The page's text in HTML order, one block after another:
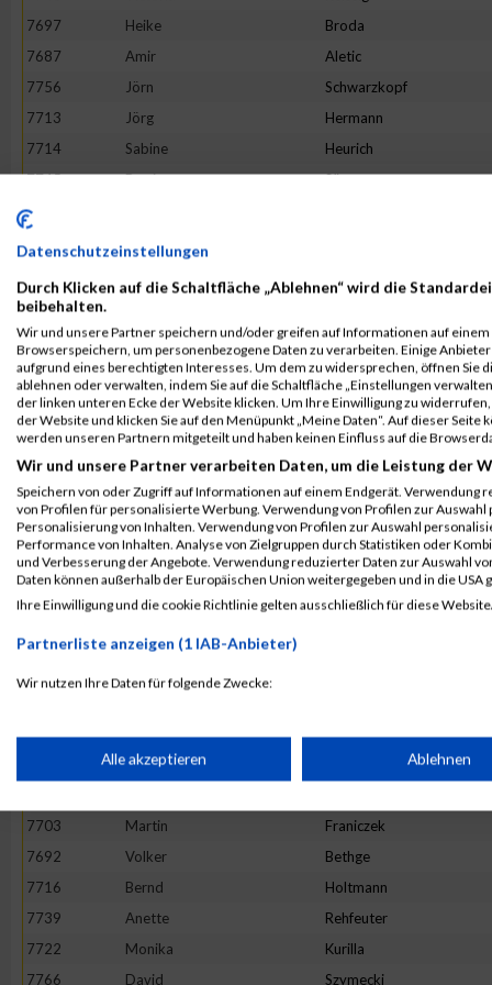
7697
Heike Broda
7687
Amir Aletic
7756
Jörn Schwarzkopf
7713
Jörg Hermann
7714
Sabine Heurich
7745
Bettina Sänger
7767
7710
7694
Marlena Bornemann
7704
Hartmut Fuhg
7741
Martin Ringwelski
7771
Jens Treppe
7728
Adele Martens
7723
Elzbieta Kwiatkowska
7733
Peter Nüsken
7720
Andreas Krause
7708
Christian Heidbrink
7701
Sevgi Delibas
7689
Tanja
7730
Norman Morgenstern
Anja
7703
Martin Franiczek
7692
Volker Bethge
7716
Bernd Holtmann
7739
Anette Rehfeuter
7722
Monika Kurilla
7766
David Szymecki
Datenschutzeinstellungen
Durch Klicken auf die Schaltfläche „Ablehnen“ wird die
beibehalten.
Wir und unsere Partner speichern und/oder greifen auf Informationen auf einem
Browserspeichern, um personenbezogene Daten zu verarbeiten. Einige
aufgrund eines berechtigten Interesses. Um dem zu widersprechen, öffnen Sie
ablehnen oder verwalten, indem Sie auf die Schaltfläche „Einstellungen
der linken unteren Ecke der Website klicken. Um Ihre Einwilligung zu
der Website und klicken Sie auf den Menüpunkt „Meine Daten“. Auf dieser
werden unseren Partnern mitgeteilt und haben keinen Einfluss auf die
Wir und unsere Partner verarbeiten Daten, um die Leistung der
Speichern von oder Zugriff auf Informationen auf einem Endgerät. Verwendung
von Profilen für personalisierte Werbung. Verwendung von Profilen zur
Personalisierung von Inhalten. Verwendung von Profilen zur Auswahl
Performance von Inhalten. Analyse von Zielgruppen durch Statistiken oder
und Verbesserung der Angebote. Verwendung reduzierter Daten zur Auswahl
Daten können außerhalb der Europäischen Union weitergegeben und in die USA
Ihre Einwilligung und die cookie Richtlinie gelten ausschließlich für diese
Partnerliste anzeigen (1 IAB-Anbieter)
Wir nutzen Ihre Daten für folgende Zwecke:
Speichern von oder Zugriff auf Informationen auf einem
Verwendung reduzierter Daten zur Auswahl von Werbeanzeigen
Erstellung von Profilen für personalisierte Werbung
Verwendung von Profilen zur Auswahl personalisierter Werbung
Alle akzeptieren Ablehnen